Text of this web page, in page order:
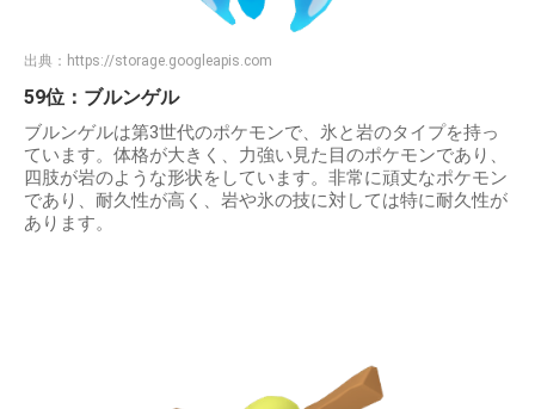
出典： https://storage.googleapis.com
59位：ブルンゲル
ブルンゲルは第3世代のポケモンで、氷と岩のタイプを持っ
ています。体格が大きく、力強い見た目のポケモンであり、
四肢が岩のような形状をしています。非常に頑丈なポケモン
であり、耐久性が高く、岩や氷の技に対しては特に耐久性が
あります。